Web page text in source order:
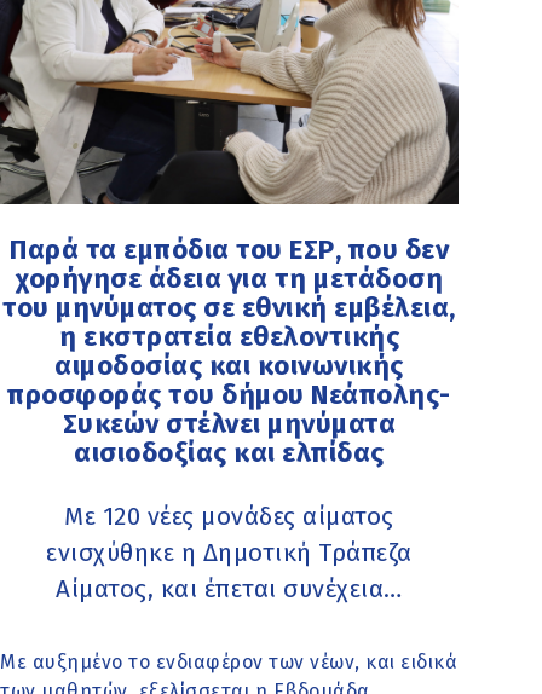
Παρά τα εμπόδια του ΕΣΡ, που δεν
χορήγησε άδεια για τη μετάδοση
του μηνύματος σε εθνική εμβέλεια,
η εκστρατεία εθελοντικής
αιμοδοσίας και κοινωνικής
προσφοράς του δήμου Νεάπολης-
Συκεών στέλνει μηνύματα
αισιοδοξίας και ελπίδας
Με 120 νέες μονάδες αίματος
ενισχύθηκε η Δημοτική Τράπεζα
Αίματος, και έπεται συνέχεια…
Με αυξημένο το ενδιαφέρον των νέων, και ειδικά